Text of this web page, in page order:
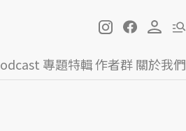
專題特輯作者群關於我們